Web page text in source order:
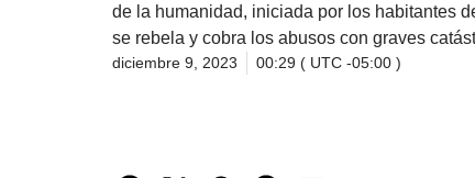
de la humanidad, iniciada por los habitantes
se rebela y cobra los abusos con graves
diciembre 9, 2023 00:29 ( UTC -05:00 )